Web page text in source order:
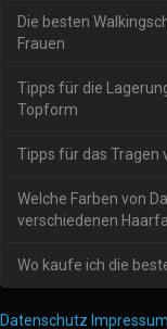
Die besten
Frauen
Tipps für die
Topform
Tipps für das Tragen
Welche Farben von
verschiedenen
Wo kaufe ich die
Datenschutz Impressum